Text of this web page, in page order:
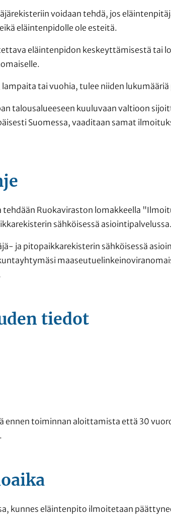
voidaan tehdä, jos
eläintenpidolle ole esteitä.
eläintenpidon keskeyttämisestä tai
lampaita tai vuohia, tulee niiden
talousalueeseen kuuluvaan valtioon
Suomessa, vaaditaan samat
Ruokaviraston lomakkeella
sähköisessä asiointipalvelussa.
ja pitopaikkarekisterin sähköisessä
tiedot
ennen toiminnan aloittamista että 30
kunnes eläintenpito ilmoitetaan